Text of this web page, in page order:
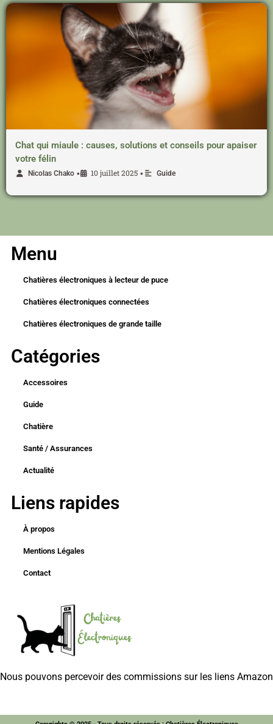
Chat qui miaule : causes, solutions et conseils pour apaiser
votre félin
Nicolas Chako • 10 juillet 2025 • Guide
Menu
Chatières électroniques à lecteur de puce
Chatières électroniques connectées
Chatières électroniques de grande taille
Catégories
Accessoires
Guide
Chatière
Santé / Assurances
Actualité
Liens rapides
À propos
Mentions Légales
Contact
Nous pouvons percevoir des commissions sur les liens Amazon